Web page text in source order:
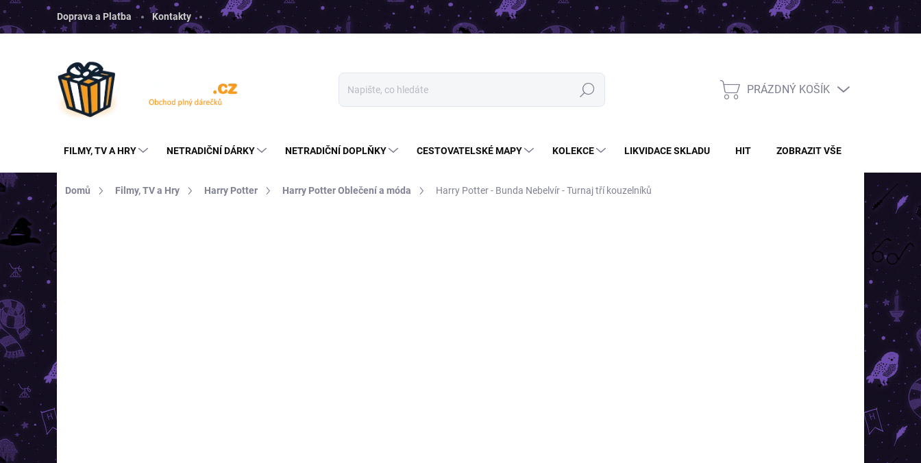
Přejít
na
obsah
Doprava a Platba Kontakty
Hledat
NÁKUPNÍ
PRÁZDNÝ KOŠÍK
FILMY, TV A HRY NETRADIČNÍ DÁRKY NETRADIČNÍ DOPLŇKY CESTOVATELSKÉ MAPY KOLEKCE LIKVIDACE SKLADU HIT ZOBRAZIT VŠE
Domů Filmy, TV a Hry Harry Potter Harry Potter Oblečení a móda Harry Potter - Bunda Nebelvír - Turnaj tří kouzelníků